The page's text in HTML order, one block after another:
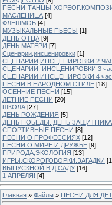
ПЕСНИ-ТАНЦЫ-
МАСЛЕНИЦА [4]
ФЛЕШМОБ [4]
МУЗЫКАЛЬНЫЕ ПЬЕСЫ [1]
ДЕНЬ ОТЦА [9]
ДЕНЬ МАТЕРИ [7]
Сценарии,инсценировки [1]
СЦЕНАРИИ,ИНСЦЕНИРОВКИ 2
СЦЕНАРИИ. ИНСЦЕНИРОВКИ 3
СЦЕНАРИИ ИНСЦЕНИРОВКИ 4
ПЕСНИ В НАРОДНОМ СТИЛЕ [18]
ОСЕННИЕ ПЕСНИ [15]
ЛЕТНИЕ ПЕСНИ [20]
ШКОЛА [27]
ДЕНЬ РОЖДЕНИЯ [5]
ДЕНЬ ПОБЕДЫ. ДЕНЬ
СПОРТИВНЫЕ ПЕСНИ [8]
ПЕСНИ О ПРОФЕССИЯХ [12]
ПЕСНИ О МИРЕ И ДРУЖБЕ [9]
ПРИРОДА,ЭКОЛОГИЯ [13]
ИГРЫ,СКОРОГОВОРКИ.ЗАГАДКИ
ВЫПУСКНОЙ В Д.САДУ [16]
1 АПРЕЛЯ! [4]
Главная » Файлы » ПЕСНИ ДЛЯ